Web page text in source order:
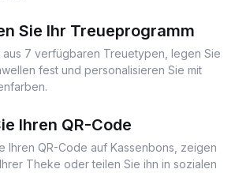
Sie Ihr Treueprogramm
aus 7 verfügbaren Treuetypen, legen Sie
fest und personalisieren Sie mit
Ihren QR-Code
Ihren QR-Code auf Kassenbons, zeigen
Theke oder teilen Sie ihn in sozialen